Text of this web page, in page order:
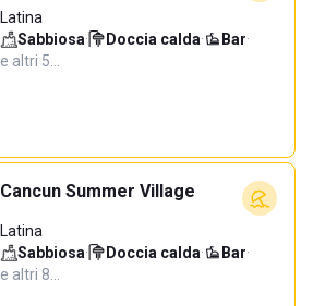
Latina
Sabbiosa· Doccia calda· Bar·
e altri 5…
Cancun Summer Village
Latina
Sabbiosa· Doccia calda· Bar·
e altri 8…